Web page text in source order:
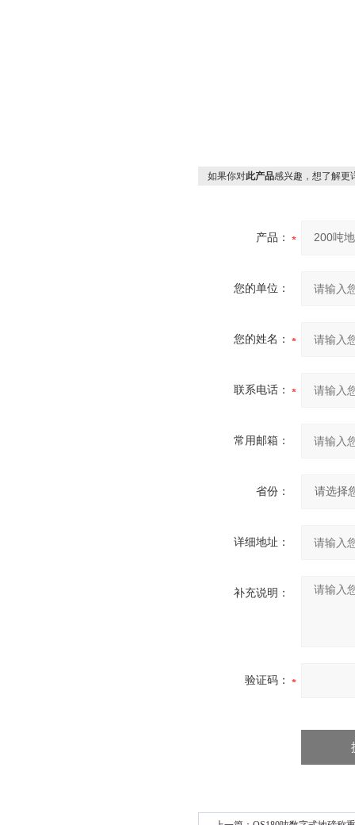
如果你对此产品感兴趣，想了解更
产品：
您的单位：
您的姓名：
联系电话：
常用邮箱：
省份：
详细地址：
补充说明：
验证码：